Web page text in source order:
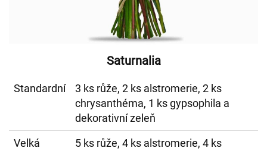
Saturnalia
Standardní
3 ks růže, 2 ks alstromerie, 2 ks
chrysanthéma, 1 ks gypsophila a
dekorativní zeleň
Velká
5 ks růže, 4 ks alstromerie, 4 ks